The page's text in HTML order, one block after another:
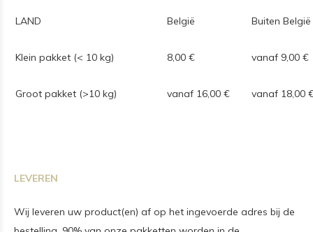
LAND België Buiten België
Klein pakket (< 10 kg) 8,00 € vanaf 9,00 €
Groot pakket (>10 kg) vanaf 16,00 € vanaf 18,00
LEVEREN
Wij leveren uw product(en) af op het ingevoerde adres bij de